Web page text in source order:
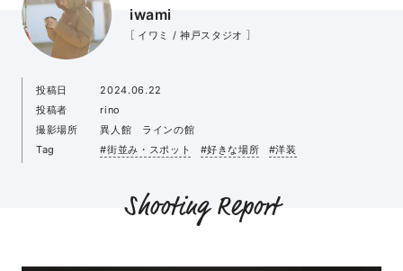
iwami
［ イワミ / 神戸スタジオ ］
投稿日
2024.06.22
投稿者
rino
撮影場所
異人館 ラインの館
Tag
#街並み・スポット #好きな場所 #洋装
Shooting Report